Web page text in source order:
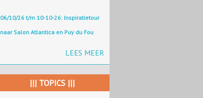
06/10/26 t/m 10-10-26: Inspiratietour
naar Salon Atlantica en Puy du Fou
LEES MEER
||| TOPICS |||